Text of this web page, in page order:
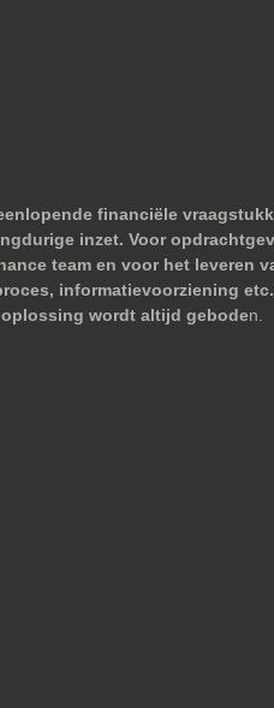
financiële
inzet. Voor
team en voor het leveren
informatievoorziening
wordt altijd geboden.